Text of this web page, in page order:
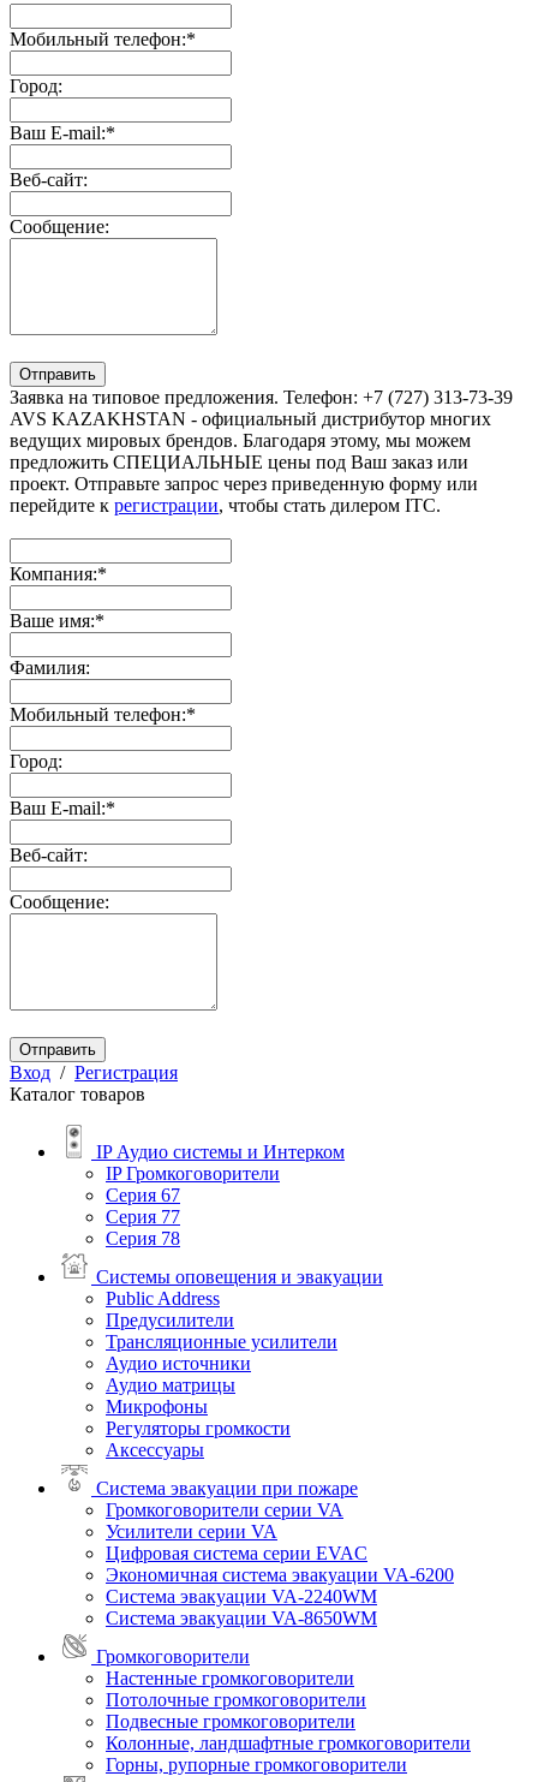
Мобильный телефон:*
Город:
Ваш E-mail:*
Веб-сайт:
Сообщение:
Отправить
Заявка на типовое предложения. Телефон: +7 (727) 313-73-39
AVS KAZAKHSTAN - официальный дистрибутор многих
ведущих мировых брендов. Благодаря этому, мы можем
предложить СПЕЦИАЛЬНЫЕ цены под Ваш заказ или
проект. Отправьте запрос через приведенную форму или
перейдите к регистрации, чтобы стать дилером ITC.
Компания:*
Ваше имя:*
Фамилия:
Мобильный телефон:*
Город:
Ваш E-mail:*
Веб-сайт:
Сообщение:
Отправить
Вход / Регистрация
Каталог товаров
IP Аудио системы и Интерком
IP Громкоговорители
Серия 67
Серия 77
Серия 78
Системы оповещения и эвакуации
Public Address
Предусилители
Трансляционные усилители
Аудио источники
Аудио матрицы
Микрофоны
Регуляторы громкости
Аксессуары
Система эвакуации при пожаре
Громкоговорители серии VA
Усилители серии VA
Цифровая система серии EVAC
Экономичная система эвакуации VA-6200
Система эвакуации VA-2240WM
Система эвакуации VA-8650WM
Громкоговорители
Настенные громкоговорители
Потолочные громкоговорители
Подвесные громкоговорители
Колонные, ландшафтные громкоговорители
Горны, рупорные громкоговорители